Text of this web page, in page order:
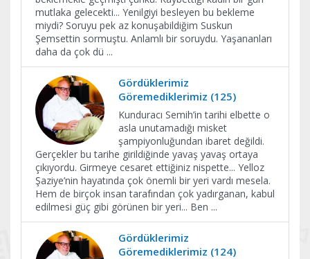
mutlaka gelecekti... Yenilgiyi besleyen bu bekleme
miydi? Soruyu pek az konuşabildiğim Suskun
Şemsettin sormuştu. Anlamlı bir soruydu. Yaşananları
daha da çok dü ...
Gördüklerimiz
Göremediklerimiz (125)
Kunduracı Semih’in tarihi elbette o
asla unutamadığı misket
şampiyonluğundan ibaret değildi.
Gerçekler bu tarihe girildiğinde yavaş yavaş ortaya
çıkıyordu. Girmeye cesaret ettiğiniz nispette... Yelloz
Şaziye’nin hayatında çok önemli bir yeri vardı mesela.
Hem de birçok insan tarafından çok yadırganan, kabul
edilmesi güç gibi görünen bir yeri... Ben ...
Gördüklerimiz
Göremediklerimiz (124)